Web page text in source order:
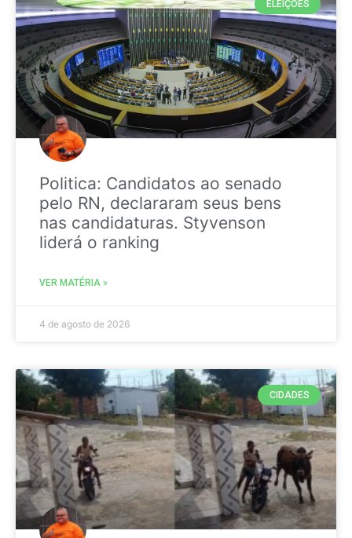
ELEIÇÕES
Politica: Candidatos ao senado
pelo RN, declararam seus bens
nas candidaturas. Styvenson
liderá o ranking
VER MATÉRIA »
4 de agosto de 2026
CIDADES